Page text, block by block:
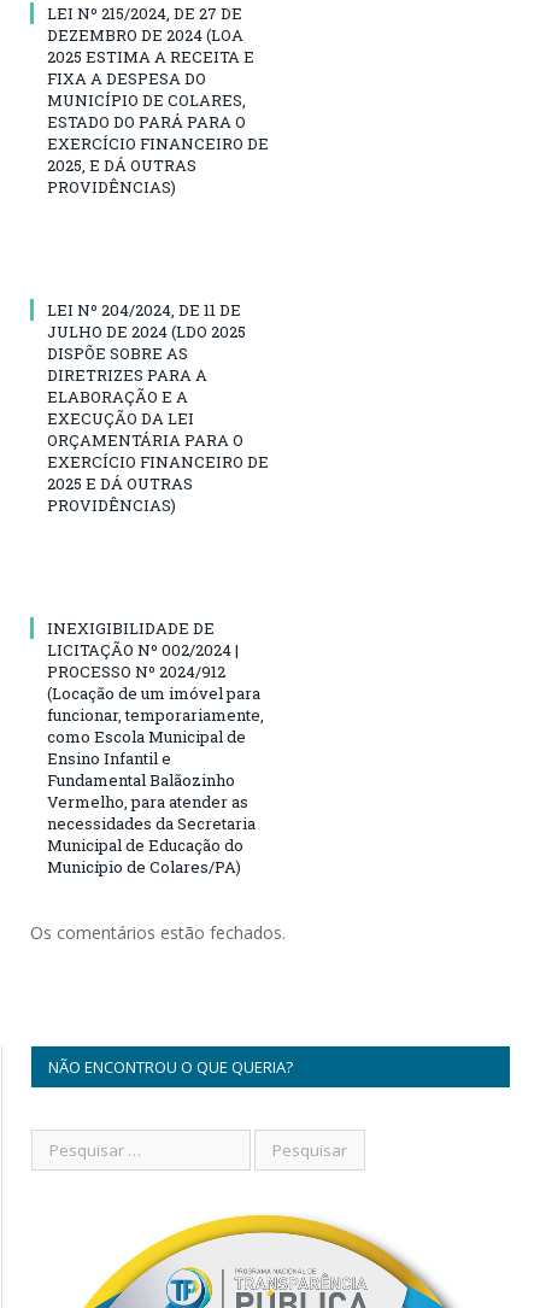
LEI Nº 215/2024, DE 27 DE
DEZEMBRO DE 2024 (LOA
2025 ESTIMA A RECEITA E
FIXA A DESPESA DO
MUNICÍPIO DE COLARES,
ESTADO DO PARÁ PARA O
EXERCÍCIO FINANCEIRO DE
2025, E DÁ OUTRAS
PROVIDÊNCIAS)
LEI Nº 204/2024, DE 11 DE
JULHO DE 2024 (LDO 2025
DISPÕE SOBRE AS
DIRETRIZES PARA A
ELABORAÇÃO E A
EXECUÇÃO DA LEI
ORÇAMENTÁRIA PARA O
EXERCÍCIO FINANCEIRO DE
2025 E DÁ OUTRAS
PROVIDÊNCIAS)
INEXIGIBILIDADE DE
LICITAÇÃO Nº 002/2024 |
PROCESSO Nº 2024/912
(Locação de um imóvel para
funcionar, temporariamente,
como Escola Municipal de
Ensino Infantil e
Fundamental Balãozinho
Vermelho, para atender as
necessidades da Secretaria
Municipal de Educação do
Município de Colares/PA)
Os comentários estão fechados.
NÃO ENCONTROU O QUE QUERIA?